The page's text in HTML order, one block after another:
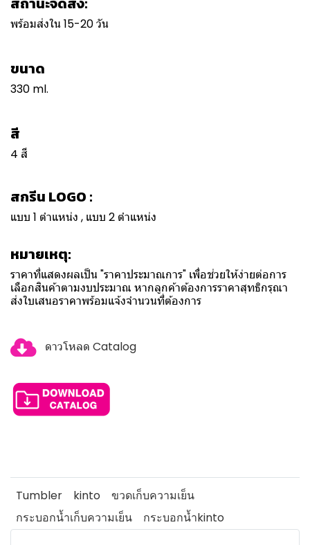
พร้อมส่งใน 15-20 วัน
ขนาด
330 ml.
สี
4 สี
สกรีน LOGO :
แบบ 1 ตำแหน่ง , แบบ 2 ตำแหน่ง
หมายเหตุ:
ราคาที่แสดงผลเป็น "ราคาประมาณการ" เพื่อช่วยให้ง่ายต่อการ
เลือกสินค้าตามงบประมาณ หากลูกค้าต้องการราคาสุทธิกรุณา
ส่งใบเสนอราคาพร้อมแจ้งจำนวนที่ต้องการ
ดาวโหลด Catalog
Tumbler kinto
ขวดเก็บความเย็น
กระบอกน้ำเก็บความเย็น
กระบอกน้ำkinto